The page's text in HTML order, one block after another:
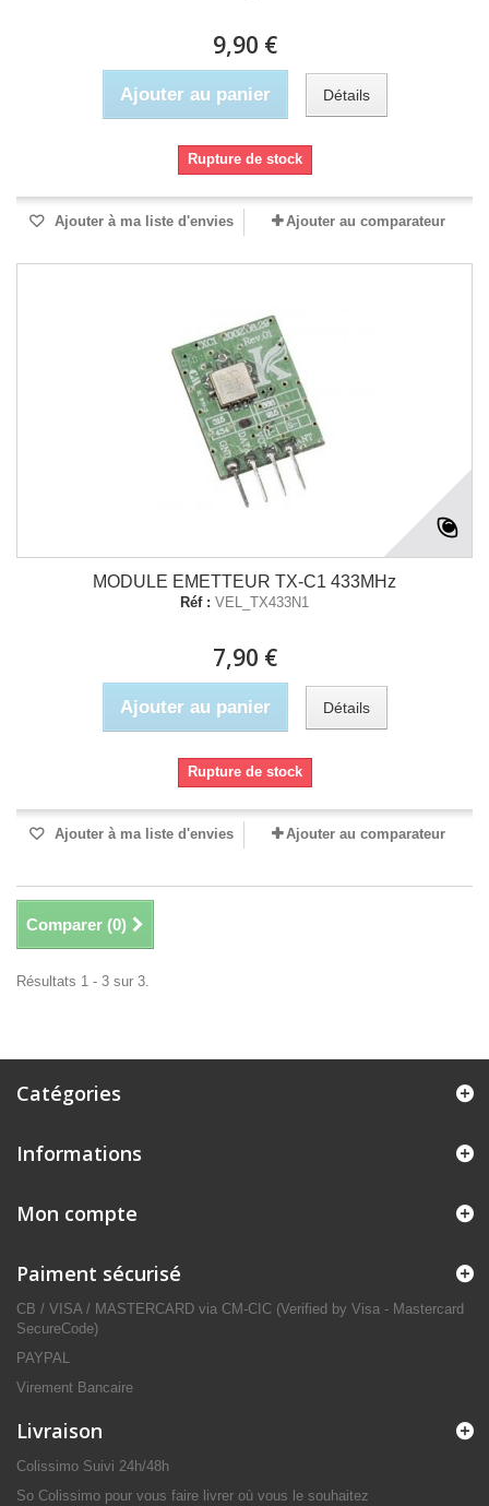
9,90 €
Ajouter au panier Détails
Rupture de stock
Ajouter à ma liste d'envies Ajouter au comparateur
MODULE EMETTEUR TX-C1 433MHz
Réf : VEL_TX433N1
7,90 €
Ajouter au panier Détails
Rupture de stock
Ajouter à ma liste d'envies Ajouter au comparateur
Comparer (0)
Résultats 1 - 3 sur 3.
Catégories
Informations
Mon compte
Paiment sécurisé
CB / VISA / MASTERCARD via CM-CIC (Verified by Visa - Mastercard
SecureCode)
PAYPAL
Virement Bancaire
Livraison
Colissimo Suivi 24h/48h
So Colissimo pour vous faire livrer où vous le souhaitez